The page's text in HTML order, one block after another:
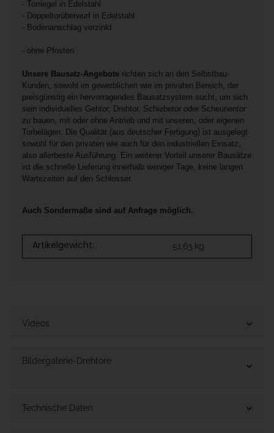
- Torriegel in Edelstahl
- Doppeltorüberwurf in Edelstahl
- Bodenanschlag verzinkt
- ohne Pfosten
Unsere Bausatz-Angebote richten sich an den Selbstbau-
Kunden, sowohl im gewerblichen wie im privaten Bereich, der
preisgünstig ein hervorragendes Bausatzsystem sucht, um sich
sein individuelles Gehtor, Drehtor, Schiebetor oder Scheunentor
zu bauen, mit oder ohne Antrieb und mit unseren, oder eigenen
Torbelägen. Die Qualität (aus deutscher Fertigung) ist ausgelegt
sowohl für den privaten wie auch für den industriellen Einsatz,
also allerbeste Ausführung. Ein weiterer Vorteil unserer Bausätze
ist die schnelle Lieferung innerhalb weniger Tage, keine langen
Wartezeiten auf den Schlosser.
Auch Sondermaße sind auf Anfrage möglich.
Artikelgewicht: 51,63 kg
Videos
Bildergalerie-Drehtore
Technische Daten